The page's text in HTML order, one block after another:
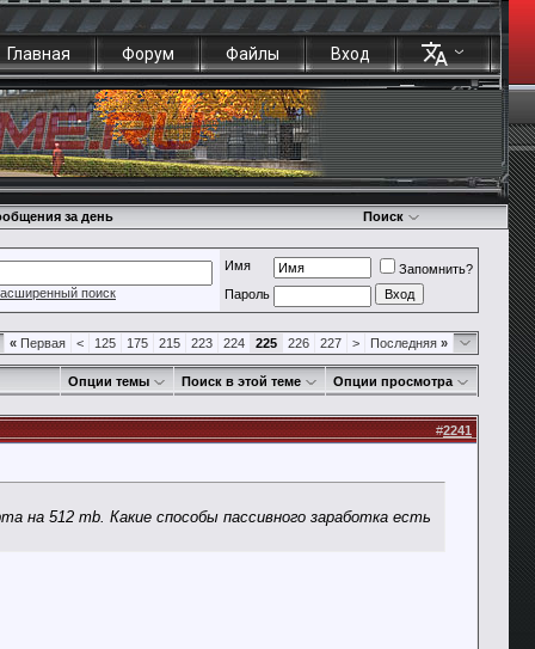
Главная Форум Файлы Вход
за день Поиск
поиск
Имя
Запомнить?
Пароль
« Первая < 125 175 215 223 224 225 226 227 > Последняя »
Опции темы Поиск в этой теме Опции просмотра
#2241
на 512 mb. Какие способы пассивного заработка есть